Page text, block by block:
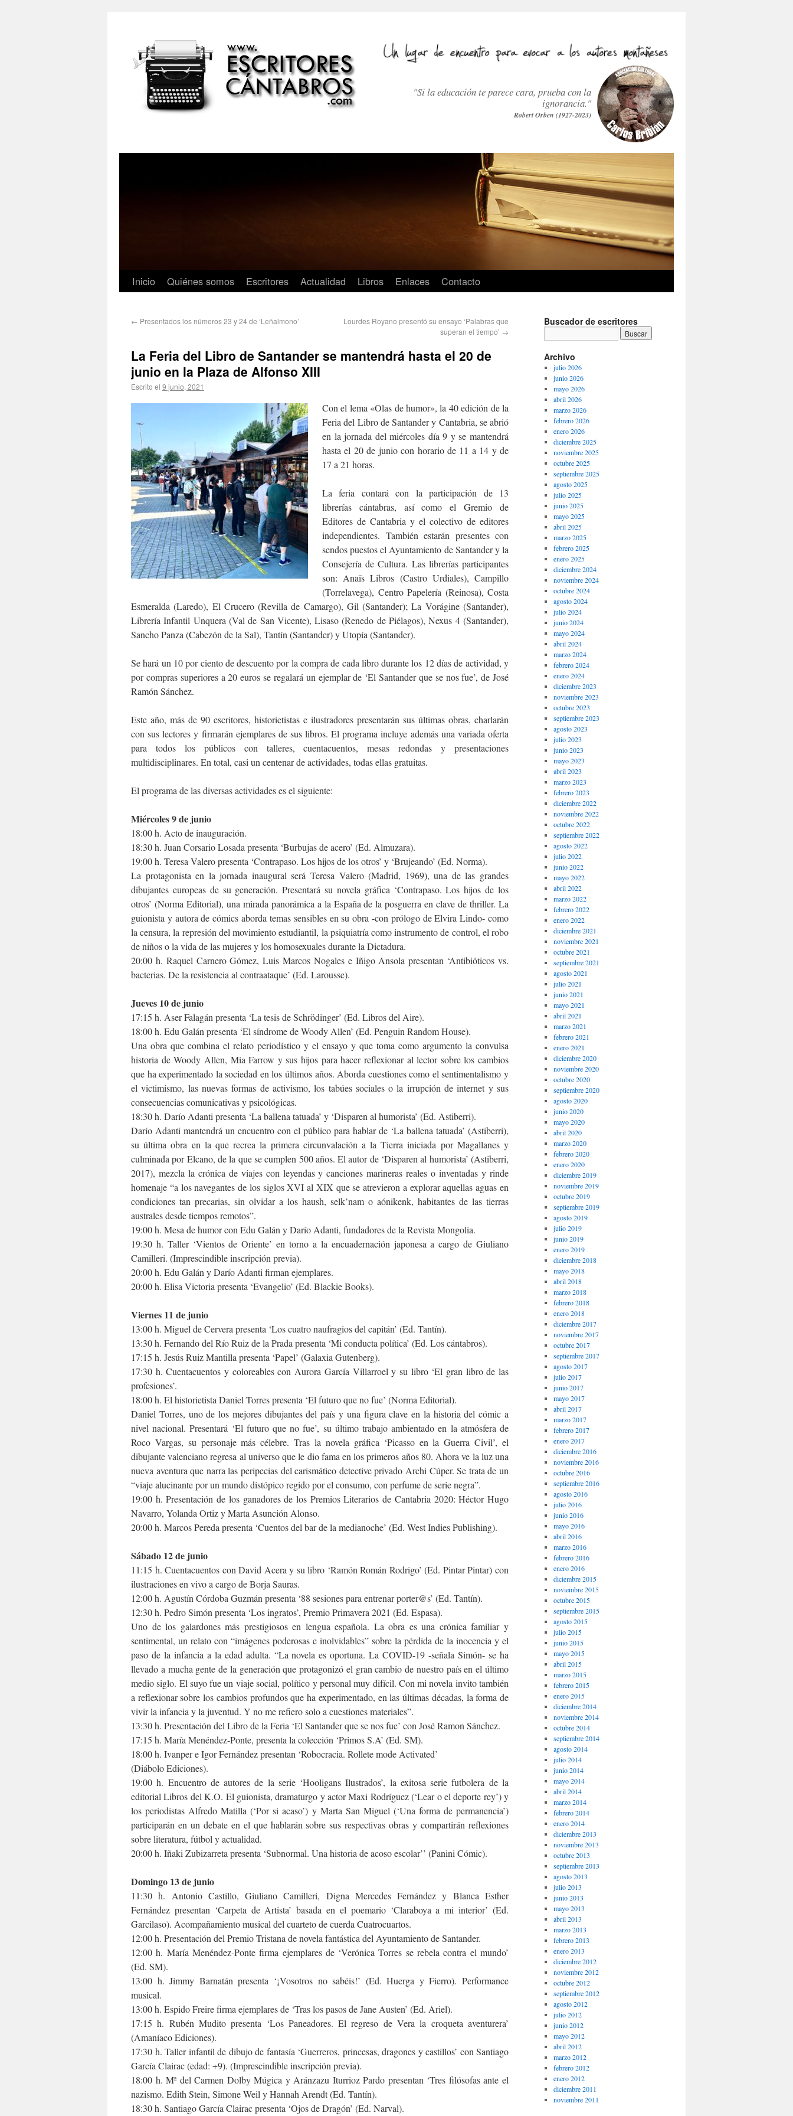
"Si la educación te parece cara, prueba con la
ignorancia."
Robert Orben (1927-2023)
Inicio Quiénes somos Escritores Actualidad Libros Enlaces Contacto
← Presentados los números 23 y 24 de ‘Leñalmono’
Lourdes Royano presentó su ensayo ‘Palabras que
superan el tiempo’ →
La Feria del Libro de Santander se mantendrá hasta el 20 de
junio en la Plaza de Alfonso XIII
Escrito el 9 junio, 2021
Con el lema «Olas de humor», la 40 edición de la
Feria del Libro de Santander y Cantabria, se abrió
en la jornada del miércoles día 9 y se mantendrá
hasta el 20 de junio con horario de 11 a 14 y de
17 a 21 horas.
La feria contará con la participación de 13
librerías cántabras, así como el Gremio de
Editores de Cantabria y el colectivo de editores
independientes. También estarán presentes con
sendos puestos el Ayuntamiento de Santander y la
Consejería de Cultura. Las librerías participantes
son: Anaïs Libros (Castro Urdiales), Campillo
(Torrelavega), Centro Papelería (Reinosa), Costa
Esmeralda (Laredo), El Crucero (Revilla de Camargo), Gil (Santander); La Vorágine (Santander),
Librería Infantil Unquera (Val de San Vicente), Lisaso (Renedo de Piélagos), Nexus 4 (Santander),
Sancho Panza (Cabezón de la Sal), Tantín (Santander) y Utopía (Santander).
Se hará un 10 por ciento de descuento por la compra de cada libro durante los 12 días de actividad, y
por compras superiores a 20 euros se regalará un ejemplar de ‘El Santander que se nos fue’, de José
Ramón Sánchez.
Este año, más de 90 escritores, historietistas e ilustradores presentarán sus últimas obras, charlarán
con sus lectores y firmarán ejemplares de sus libros. El programa incluye además una variada oferta
para todos los públicos con talleres, cuentacuentos, mesas redondas y presentaciones
multidisciplinares. En total, casi un centenar de actividades, todas ellas gratuitas.
El programa de las diversas actividades es el siguiente:
Miércoles 9 de junio
18:00 h. Acto de inauguración.
18:30 h. Juan Corsario Losada presenta ‘Burbujas de acero’ (Ed. Almuzara).
19:00 h. Teresa Valero presenta ‘Contrapaso. Los hijos de los otros’ y ‘Brujeando’ (Ed. Norma).
La protagonista en la jornada inaugural será Teresa Valero (Madrid, 1969), una de las grandes
dibujantes europeas de su generación. Presentará su novela gráfica ‘Contrapaso. Los hijos de los
otros’ (Norma Editorial), una mirada panorámica a la España de la posguerra en clave de thriller. La
guionista y autora de cómics aborda temas sensibles en su obra -con prólogo de Elvira Lindo- como
la censura, la represión del movimiento estudiantil, la psiquiatría como instrumento de control, el robo
de niños o la vida de las mujeres y los homosexuales durante la Dictadura.
20:00 h. Raquel Carnero Gómez, Luis Marcos Nogales e Iñigo Ansola presentan ‘Antibióticos vs.
bacterias. De la resistencia al contraataque’ (Ed. Larousse).
Jueves 10 de junio
17:15 h. Aser Falagán presenta ‘La tesis de Schrödinger’ (Ed. Libros del Aire).
18:00 h. Edu Galán presenta ‘El síndrome de Woody Allen’ (Ed. Penguin Random House).
Una obra que combina el relato periodístico y el ensayo y que toma como argumento la convulsa
historia de Woody Allen, Mia Farrow y sus hijos para hacer reflexionar al lector sobre los cambios
que ha experimentado la sociedad en los últimos años. Aborda cuestiones como el sentimentalismo y
el victimismo, las nuevas formas de activismo, los tabúes sociales o la irrupción de internet y sus
consecuencias comunicativas y psicológicas.
18:30 h. Darío Adanti presenta ‘La ballena tatuada’ y ‘Disparen al humorista’ (Ed. Astiberri).
Darío Adanti mantendrá un encuentro con el público para hablar de ‘La ballena tatuada’ (Astiberri),
su última obra en la que recrea la primera circunvalación a la Tierra iniciada por Magallanes y
culminada por Elcano, de la que se cumplen 500 años. El autor de ‘Disparen al humorista’ (Astiberri,
2017), mezcla la crónica de viajes con leyendas y canciones marineras reales o inventadas y rinde
homenaje “a los navegantes de los siglos XVI al XIX que se atrevieron a explorar aquellas aguas en
condiciones tan precarias, sin olvidar a los haush, selk’nam o aónikenk, habitantes de las tierras
australes desde tiempos remotos”.
19:00 h. Mesa de humor con Edu Galán y Darío Adanti, fundadores de la Revista Mongolia.
19:30 h. Taller ‘Vientos de Oriente’ en torno a la encuadernación japonesa a cargo de Giuliano
Camilleri. (Imprescindible inscripción previa).
20:00 h. Edu Galán y Darío Adanti firman ejemplares.
20:00 h. Elisa Victoria presenta ‘Evangelio’ (Ed. Blackie Books).
Viernes 11 de junio
13:00 h. Miguel de Cervera presenta ‘Los cuatro naufragios del capitán’ (Ed. Tantín).
13:30 h. Fernando del Río Ruiz de la Prada presenta ‘Mi conducta política’ (Ed. Los cántabros).
17:15 h. Jesús Ruiz Mantilla presenta ‘Papel’ (Galaxia Gutenberg).
17:30 h. Cuentacuentos y coloreables con Aurora García Villarroel y su libro ‘El gran libro de las
profesiones’.
18:00 h. El historietista Daniel Torres presenta ‘El futuro que no fue’ (Norma Editorial).
Daniel Torres, uno de los mejores dibujantes del país y una figura clave en la historia del cómic a
nivel nacional. Presentará ‘El futuro que no fue’, su último trabajo ambientado en la atmósfera de
Roco Vargas, su personaje más célebre. Tras la novela gráfica ‘Picasso en la Guerra Civil’, el
dibujante valenciano regresa al universo que le dio fama en los primeros años 80. Ahora ve la luz una
nueva aventura que narra las peripecias del carismático detective privado Archi Cúper. Se trata de un
“viaje alucinante por un mundo distópico regido por el consumo, con perfume de serie negra”.
19:00 h. Presentación de los ganadores de los Premios Literarios de Cantabria 2020: Héctor Hugo
Navarro, Yolanda Ortiz y Marta Asunción Alonso.
20:00 h. Marcos Pereda presenta ‘Cuentos del bar de la medianoche’ (Ed. West Indies Publishing).
Sábado 12 de junio
11:15 h. Cuentacuentos con David Acera y su libro ‘Ramón Román Rodrigo’ (Ed. Pintar Pintar) con
ilustraciones en vivo a cargo de Borja Sauras.
12:00 h. Agustín Córdoba Guzmán presenta ‘88 sesiones para entrenar porter@s’ (Ed. Tantín).
12:30 h. Pedro Simón presenta ‘Los ingratos’, Premio Primavera 2021 (Ed. Espasa).
Uno de los galardones más prestigiosos en lengua española. La obra es una crónica familiar y
sentimental, un relato con “imágenes poderosas e inolvidables” sobre la pérdida de la inocencia y el
paso de la infancia a la edad adulta. “La novela es oportuna. La COVID-19 -señala Simón- se ha
llevado a mucha gente de la generación que protagonizó el gran cambio de nuestro país en el último
medio siglo. El suyo fue un viaje social, político y personal muy difícil. Con mi novela invito también
a reflexionar sobre los cambios profundos que ha experimentado, en las últimas décadas, la forma de
vivir la infancia y la juventud. Y no me refiero solo a cuestiones materiales”.
13:30 h. Presentación del Libro de la Feria ‘El Santander que se nos fue’ con José Ramon Sánchez.
17:15 h. María Menéndez-Ponte, presenta la colección ‘Primos S.A’ (Ed. SM).
18:00 h. Ivanper e Igor Fernández presentan ‘Robocracia. Rollete mode Activated’
(Diábolo Ediciones).
19:00 h. Encuentro de autores de la serie ‘Hooligans Ilustrados’, la exitosa serie futbolera de la
editorial Libros del K.O. El guionista, dramaturgo y actor Maxi Rodríguez (‘Lear o el deporte rey’) y
los periodistas Alfredo Matilla (‘Por si acaso’) y Marta San Miguel (‘Una forma de permanencia’)
participarán en un debate en el que hablarán sobre sus respectivas obras y compartirán reflexiones
sobre literatura, fútbol y actualidad.
20:00 h. Iñaki Zubizarreta presenta ‘Subnormal. Una historia de acoso escolar’’ (Panini Cómic).
Domingo 13 de junio
11:30 h. Antonio Castillo, Giuliano Camilleri, Digna Mercedes Fernández y Blanca Esther
Fernández presentan ‘Carpeta de Artista’ basada en el poemario ‘Claraboya a mi interior’ (Ed.
Garcilaso). Acompañamiento musical del cuarteto de cuerda Cuatrocuartos.
12:00 h. Presentación del Premio Tristana de novela fantástica del Ayuntamiento de Santander.
12:00 h. María Menéndez-Ponte firma ejemplares de ‘Verónica Torres se rebela contra el mundo’
(Ed. SM).
13:00 h. Jimmy Barnatán presenta ‘¡Vosotros no sabéis!’ (Ed. Huerga y Fierro). Performance
musical.
13:00 h. Espido Freire firma ejemplares de ‘Tras los pasos de Jane Austen’ (Ed. Ariel).
17:15 h. Rubén Mudito presenta ‘Los Paneadores. El regreso de Vera la croqueta aventurera’
(Amaníaco Ediciones).
17:30 h. Taller infantil de dibujo de fantasía ‘Guerreros, princesas, dragones y castillos’ con Santiago
García Clairac (edad: +9). (Imprescindible inscripción previa).
18:00 h. Mª del Carmen Dolby Múgica y Aránzazu Iturrioz Pardo presentan ‘Tres filósofas ante el
nazismo. Edith Stein, Simone Weil y Hannah Arendt (Ed. Tantín).
18:30 h. Santiago García Clairac presenta ‘Ojos de Dragón’ (Ed. Narval).
Buscador de escritores
Archivo
julio 2026
junio 2026
mayo 2026
abril 2026
marzo 2026
febrero 2026
enero 2026
diciembre 2025
noviembre 2025
octubre 2025
septiembre 2025
agosto 2025
julio 2025
junio 2025
mayo 2025
abril 2025
marzo 2025
febrero 2025
enero 2025
diciembre 2024
noviembre 2024
octubre 2024
agosto 2024
julio 2024
junio 2024
mayo 2024
abril 2024
marzo 2024
febrero 2024
enero 2024
diciembre 2023
noviembre 2023
octubre 2023
septiembre 2023
agosto 2023
julio 2023
junio 2023
mayo 2023
abril 2023
marzo 2023
febrero 2023
diciembre 2022
noviembre 2022
octubre 2022
septiembre 2022
agosto 2022
julio 2022
junio 2022
mayo 2022
abril 2022
marzo 2022
febrero 2022
enero 2022
diciembre 2021
noviembre 2021
octubre 2021
septiembre 2021
agosto 2021
julio 2021
junio 2021
mayo 2021
abril 2021
marzo 2021
febrero 2021
enero 2021
diciembre 2020
noviembre 2020
octubre 2020
septiembre 2020
agosto 2020
junio 2020
mayo 2020
abril 2020
marzo 2020
febrero 2020
enero 2020
diciembre 2019
noviembre 2019
octubre 2019
septiembre 2019
agosto 2019
julio 2019
junio 2019
enero 2019
diciembre 2018
mayo 2018
abril 2018
marzo 2018
febrero 2018
enero 2018
diciembre 2017
noviembre 2017
octubre 2017
septiembre 2017
agosto 2017
julio 2017
junio 2017
mayo 2017
abril 2017
marzo 2017
febrero 2017
enero 2017
diciembre 2016
noviembre 2016
octubre 2016
septiembre 2016
agosto 2016
julio 2016
junio 2016
mayo 2016
abril 2016
marzo 2016
febrero 2016
enero 2016
diciembre 2015
noviembre 2015
octubre 2015
septiembre 2015
agosto 2015
julio 2015
junio 2015
mayo 2015
abril 2015
marzo 2015
febrero 2015
enero 2015
diciembre 2014
noviembre 2014
octubre 2014
septiembre 2014
agosto 2014
julio 2014
junio 2014
mayo 2014
abril 2014
marzo 2014
febrero 2014
enero 2014
diciembre 2013
noviembre 2013
octubre 2013
septiembre 2013
agosto 2013
julio 2013
junio 2013
mayo 2013
abril 2013
marzo 2013
febrero 2013
enero 2013
diciembre 2012
noviembre 2012
octubre 2012
septiembre 2012
agosto 2012
julio 2012
junio 2012
mayo 2012
abril 2012
marzo 2012
febrero 2012
enero 2012
diciembre 2011
noviembre 2011